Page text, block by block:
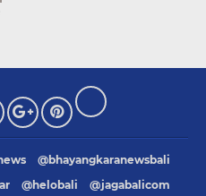
@bhayangkaranewsbali
@helobali @jagabalicom